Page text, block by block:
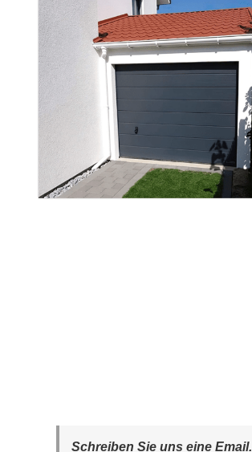
Schreiben Sie uns eine Email.